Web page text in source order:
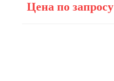
Цена по запросу